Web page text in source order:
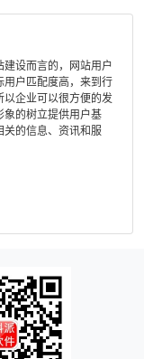
设而言的，网站用户
用户匹配度高，来到行
以企业可以很方便的发
象的树立提供用户基
关的信息、资讯和服